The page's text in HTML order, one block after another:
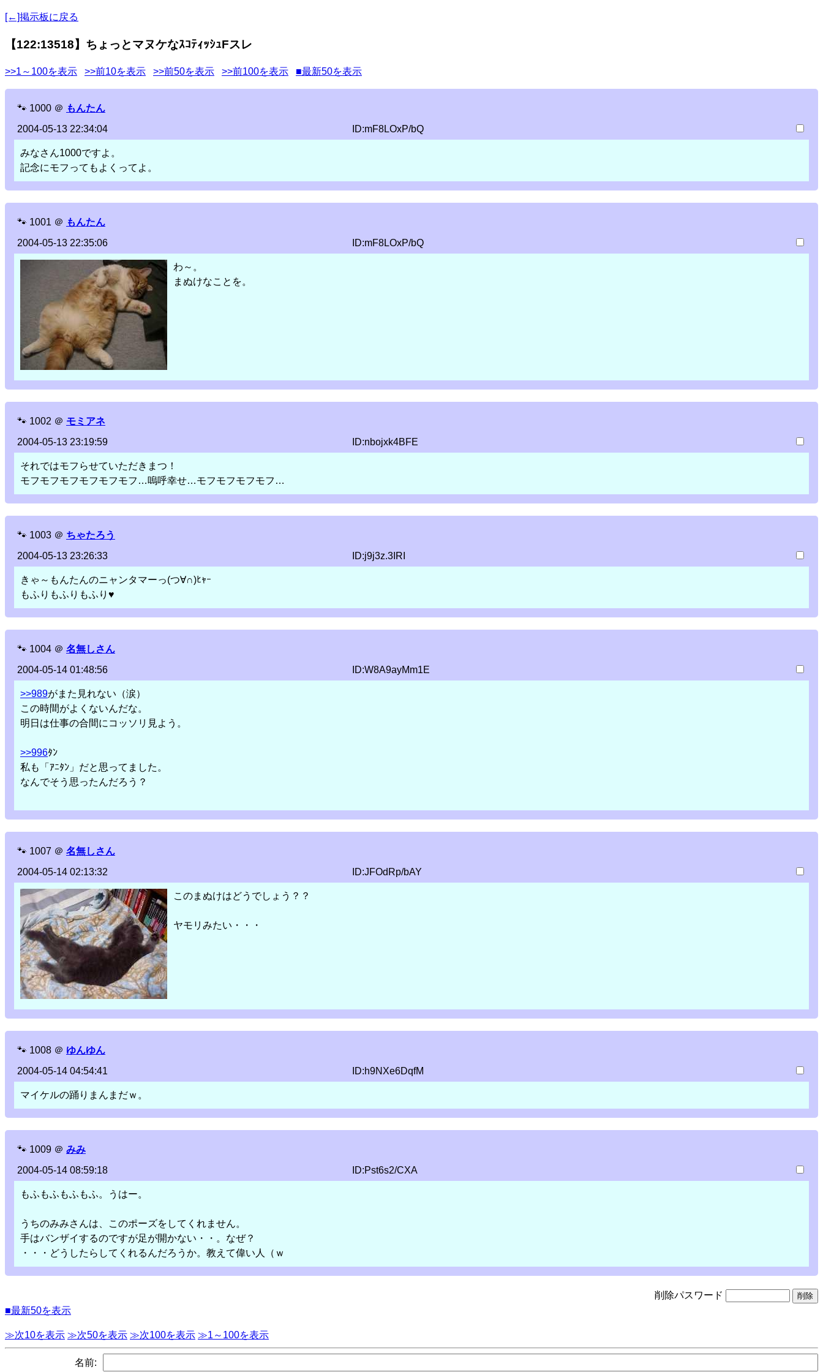
[←]掲示板に戻る
【122:13518】ちょっとマヌケなｽｺﾃｨｯｼｭFスレ
>>1～100を表示 >>前10を表示 >>前50を表示 >>前100を表示 ■最新50を表示
🐾 1000 ＠ もんたん
2004-05-13 22:34:04
ID:mF8LOxP/bQ
みなさん1000ですよ。
記念にモフってもよくってよ。
🐾 1001 ＠ もんたん
2004-05-13 22:35:06
ID:mF8LOxP/bQ
わ～。
まぬけなことを。
🐾 1002 ＠ モミアネ
2004-05-13 23:19:59
ID:nbojxk4BFE
それではモフらせていただきまつ！
モフモフモフモフモフモフ…嗚呼幸せ…モフモフモフモフ…
🐾 1003 ＠ ちゃたろう
2004-05-13 23:26:33
ID:j9j3z.3IRI
きゃ～もんたんのニャンタマーっ(つ∀∩)ﾋｬｰ
もふりもふりもふり♥
🐾 1004 ＠ 名無しさん
2004-05-14 01:48:56
ID:W8A9ayMm1E
>>989がまた見れない（涙）
この時間がよくないんだな。
明日は仕事の合間にコッソリ見よう。
>>996ﾀﾝ
私も「ｱﾆﾀﾝ」だと思ってました。
なんでそう思ったんだろう？
🐾 1007 ＠ 名無しさん
2004-05-14 02:13:32
ID:JFOdRp/bAY
このまぬけはどうでしょう？？
ヤモリみたい・・・
🐾 1008 ＠ ゆんゆん
2004-05-14 04:54:41
ID:h9NXe6DqfM
マイケルの踊りまんまだｗ。
🐾 1009 ＠ みみ
2004-05-14 08:59:18
ID:Pst6s2/CXA
もふもふもふもふ。うはー。
うちのみみさんは、このポーズをしてくれません。
手はバンザイするのですが足が開かない・・。なぜ？
・・・どうしたらしてくれるんだろうか。教えて偉い人（ｗ
削除パスワード
■最新50を表示
≫次10を表示 ≫次50を表示 ≫次100を表示 ≫1～100を表示
名前: